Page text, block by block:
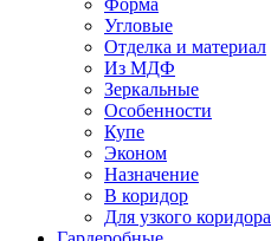
Форма
Угловые
Отделка и материал
Из МДФ
Зеркальные
Особенности
Купе
Эконом
Назначение
В коридор
Для узкого коридора